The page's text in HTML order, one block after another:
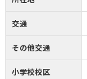
交通
その他交通
小学校校区